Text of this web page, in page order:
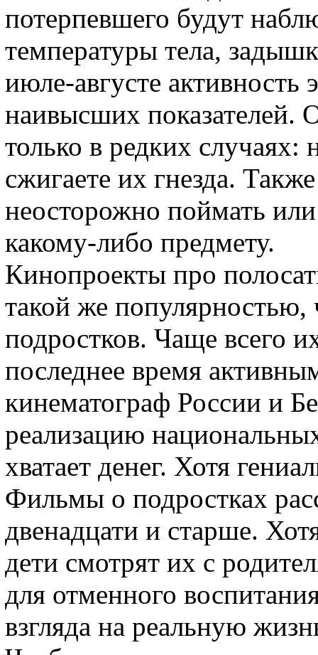
потерпевшего будут
температуры тела,
июле-августе активность
наивысших показателей.
только в редких случаях:
сжигаете их гнезда.
неосторожно поймать
какому-либо предмету.
Кинопроекты про
такой же
подростков. Чаще всего
последнее время
кинематограф России и
реализацию
хватает денег. Хотя
Фильмы о подростках
двенадцати и старше.
дети смотрят их с
для отменного
взгляда на реальную